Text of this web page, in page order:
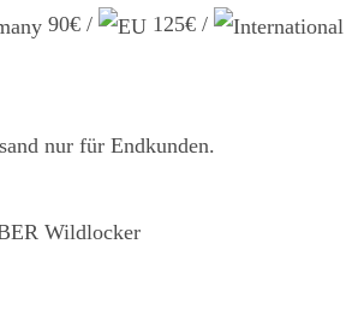
90€ /
125€ /
nur für Endkunden.
Wildlocker